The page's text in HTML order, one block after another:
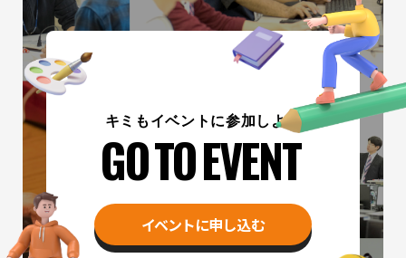
キミもイベントに参加しよう
GO TO EVENT
イベントに申し込む